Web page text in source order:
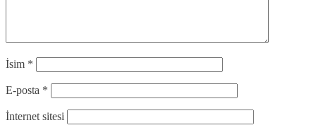
İsim *
E-posta *
İnternet sitesi